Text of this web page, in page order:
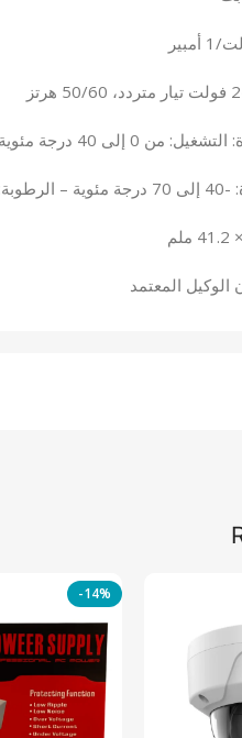
الرطوبة: 10% إلى 90% بدون تكثيف
تكثيف
المعتمد
-14%